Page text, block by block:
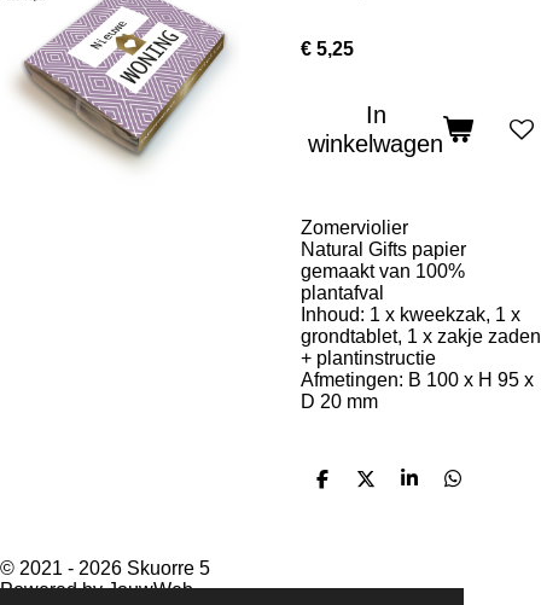
€ 5,25
In
winkelwagen
Zomerviolier
Natural Gifts papier
gemaakt van 100%
plantafval
Inhoud: 1 x kweekzak, 1 x
grondtablet, 1 x zakje zaden
+ plantinstructie
Afmetingen: B 100 x H 95 x
D 20 mm
D
D
S
D
© 2021 - 2026 Skuorre 5
Powered byJouwWeb